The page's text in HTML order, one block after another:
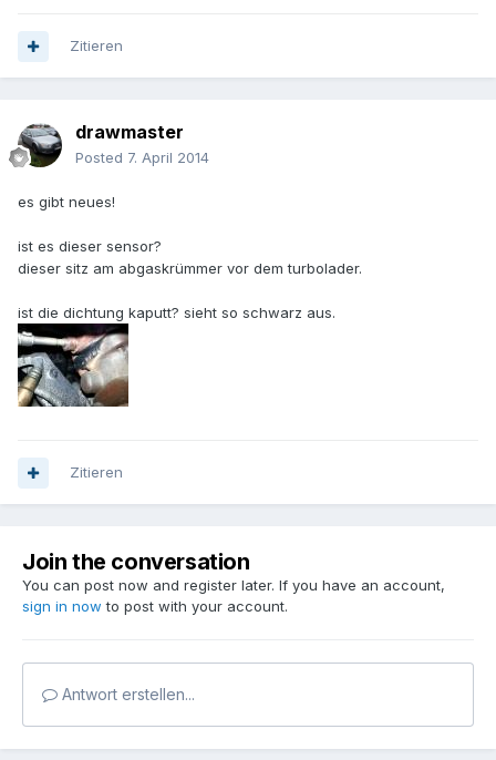
Zitieren
drawmaster
Posted 7. April 2014
es gibt neues!
ist es dieser sensor?
dieser sitz am abgaskrümmer vor dem turbolader.
ist die dichtung kaputt? sieht so schwarz aus.
Zitieren
Join the conversation
You can post now and register later. If you have an account,
sign in now to post with your account.
Antwort erstellen...